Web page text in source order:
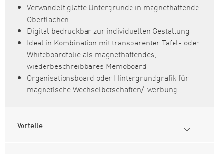
Verwandelt glatte Untergründe in magnethaftende
Oberflächen
Digital bedruckbar zur individuellen Gestaltung
Ideal in Kombination mit transparenter Tafel- oder
Whiteboardfolie als magnethaftendes,
wiederbeschreibbares Memoboard
Organisationsboard oder Hintergrundgrafik für
magnetische Wechselbotschaften/-werbung
Vorteile